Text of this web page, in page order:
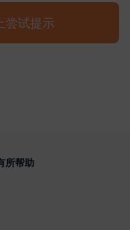
尝试提示
所帮助